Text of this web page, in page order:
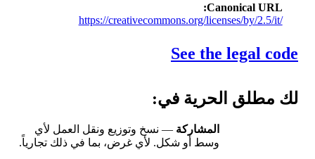
Canonical URL
https://creativecommons.org/licenses/by/2.5/it/
See the legal code
لك مطلق الحرية في:
المشاركة — نسخ وتوزيع ونقل العمل لأي
وسط أو شكل. لأي غرض، بما في ذلك تجارياً.